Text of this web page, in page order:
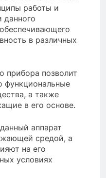
работы и
данного
в различных
прибора позволит
функциональные
а также
в его основе.
аппарат
средой, а
на его
условиях